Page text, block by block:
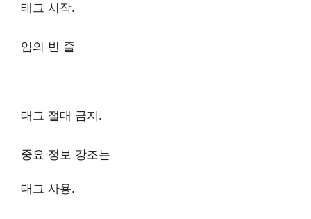
태그 시작.
임의 빈 줄
태그 절대 금지.
중요 정보 강조는
태그 사용.